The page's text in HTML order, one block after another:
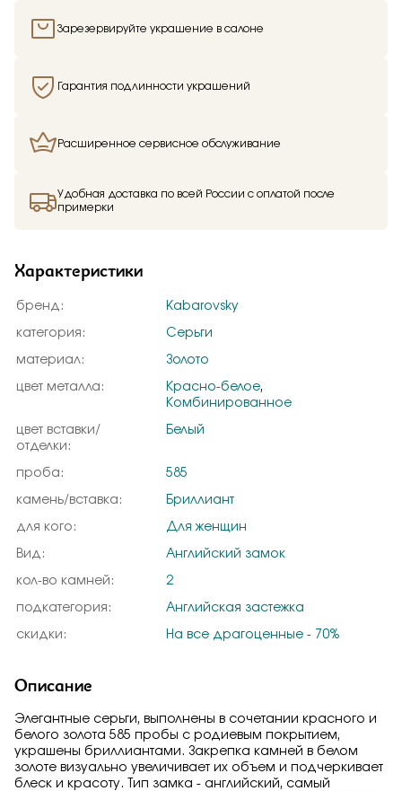
Зарезервируйте украшение в салоне
Гарантия подлинности украшений
Расширенное сервисное обслуживание
Удобная доставка по всей России с оплатой после
примерки
Характеристики
бренд: Kabarovsky
категория: Серьги
материал: Золото
цвет металла: Красно-белое,
Комбинированное
цвет вставки/
отделки:
Белый
проба: 585
камень/вставка: Бриллиант
для кого: Для женщин
Вид: Английский замок
кол-во камней: 2
подкатегория: Английская застежка
скидки: На все драгоценные - 70%
Описание
Элегантные серьги, выполнены в сочетании красного и
белого золота 585 пробы с родиевым покрытием,
украшены бриллиантами. Закрепка камней в белом
золоте визуально увеличивает их объем и подчеркивает
блеск и красоту. Тип замка - английский, самый